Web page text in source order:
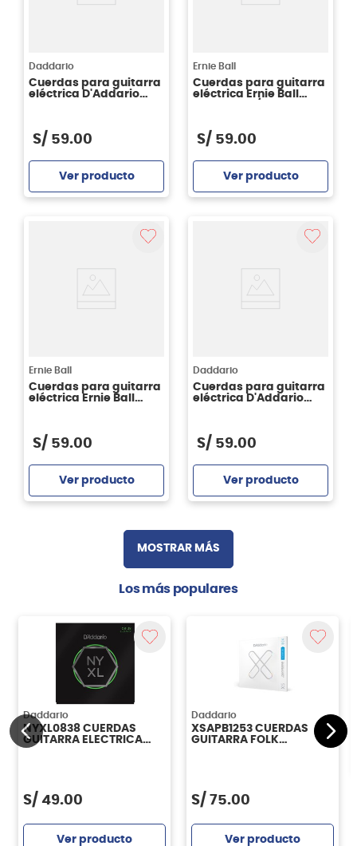
Daddario
Cuerdas para guitarra
eléctrica D'Addario
S/ 59.00
Ver producto
Ernie Ball
Cuerdas para guitarra
eléctrica Ernie Ball
S/ 59.00
Ver producto
Ernie Ball
Cuerdas para guitarra
eléctrica Ernie Ball
S/ 59.00
Ver producto
Daddario
Cuerdas para guitarra
eléctrica D'Addario
S/ 59.00
Ver producto
MOSTRAR MÁS
Los más populares
Daddario
NYXL0838 CUERDAS
GUITARRA ELECTRICA
DADDARIO
S/ 49.00
Ver producto
Daddario
XSAPB1253 CUERDAS
GUITARRA FOLK
S/ 75.00
Ver producto